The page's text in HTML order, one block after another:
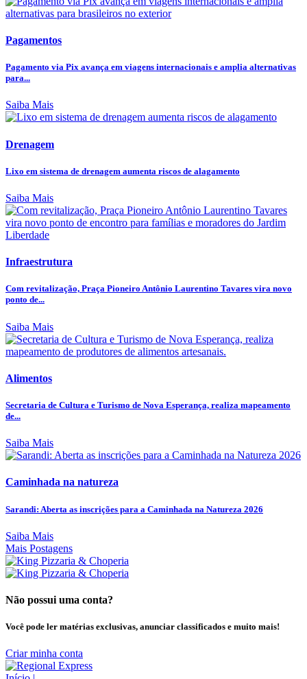
Pagamentos
Pagamento via Pix avança em viagens internacionais e amplia alternativas
para...
Saiba Mais
Drenagem
Lixo em sistema de drenagem aumenta riscos de alagamento
Saiba Mais
Infraestrutura
Com revitalização, Praça Pioneiro Antônio Laurentino Tavares vira novo
ponto de...
Saiba Mais
Alimentos
Secretaria de Cultura e Turismo de Nova Esperança, realiza mapeamento
de...
Saiba Mais
Caminhada na natureza
Sarandi: Aberta as inscrições para a Caminhada na Natureza 2026
Saiba Mais
Mais Postagens
Não possui uma conta?
Você pode ler matérias exclusivas, anunciar classificados e muito mais!
Criar minha conta